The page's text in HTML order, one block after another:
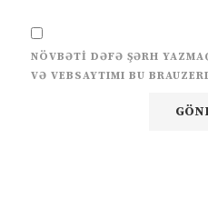
NÖVBƏTI DƏFƏ ŞƏRH
VƏ VEBSAYTIMI BU